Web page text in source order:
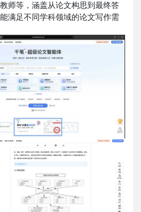
师等，涵盖从论文构思到最终答
满足不同学科领域的论文写作需